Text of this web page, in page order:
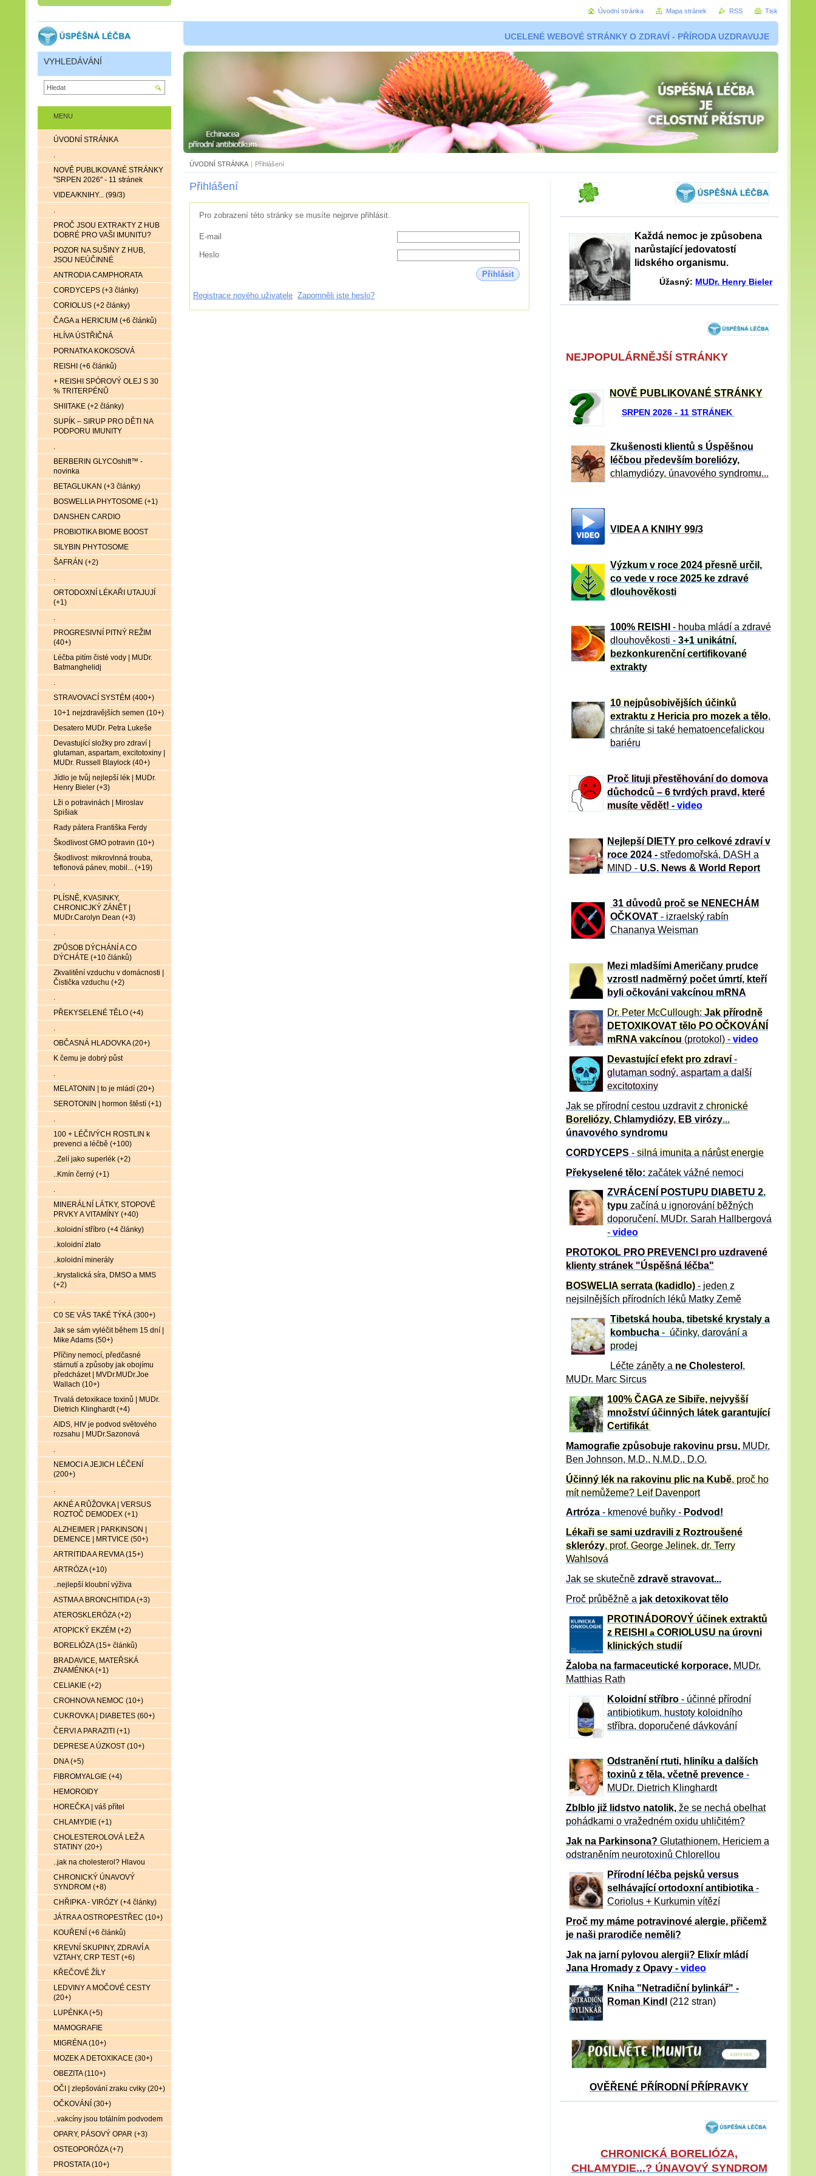
UCELENÉ WEBOVÉ STRÁNKY O ZDRAVÍ - PŘÍRODA UZDRAVUJE
ÚVODNÍ STRÁNKA | Přihlášení
Přihlášení
Pro zobrazení této stránky se musíte nejprve přihlásit.
E-mail
Heslo
Přihlásit
Registrace nového uživatele Zapomněli jste heslo?
Každá nemoc je způsobena
narůstající jedovatostí
lidského organismu.
Úžasný: MUDr. Henry Bieler
NEJPOPULÁRNĚJŠÍ STRÁNKY
NOVĚ PUBLIKOVANÉ STRÁNKY
SRPEN 2026 - 11 STRÁNEK
Zkušenosti klientů s Úspěšnou
léčbou především boreliózy,
chlamydiózy, únavového syndromu...
VIDEA A KNIHY 99/3
Výzkum v roce 2024 přesně určil,
co vede v roce 2025 ke zdravé
dlouhověkosti
100% REISHI
- houba mládí a zdravé
dlouhověkosti - 3+1 unikátní,
bezkonkurenční certifikované
extrakty
10 nejpůsobivějších účinků
extraktu z Hericia pro mozek a tělo,
chráníte si také hematoencefalickou
bariéru
Proč lituji přestěhování do domova
důchodců – 6 tvrdých pravd, které
musíte vědět! - video
Nejlepší DIETY pro celkové zdraví v
roce 2024 - středomořská, DASH a
MIND - U.S. News & World Report
31 důvod ů proč se NENECHÁM
OČKOVAT - izraelský rabín
Chananya Weisman
Mezi mladšími Američany prudce
vzrostl nadměrný počet úmrtí, kteří
byli očkováni vakcínou mRNA
Dr. Peter McCullough: Jak přírodně
DETOXIKOVAT tělo PO OČKOVÁNÍ
mRNA vakcínou (protokol) - video
Devastující efekt pro zdraví-
glutaman sodný, aspartam a další
excitotoxiny
Jak se přírodní cestou uzdravit z chronické
Boreliózy, Chlamydiózy, EB virózy...
únavového syndromu
CORDYCEPS - silná imunita a nárůst energie
Překyselené tělo: začátek vážné nemoci
ZVRÁCE NÍ POSTUPU DIABETU 2.
typu začíná u ignorování běžných
doporučení, MUDr. Sarah Hallbergová
- video
PROTOKOL PRO PREVENCI pro uzdravené
klienty stránek "Úspěšná léčba"
BOSWELIA serrata (kadidlo) - jeden z
nejsilnějších přírodních léků Matky Země
Tibetská houba, tibetské krystaly a
kombucha - účinky, darování a
prodej
Léčte záněty a ne Cholesterol ,
MUDr. Marc Sircus
100% ČAGA ze Sibiře, nejvyšší
množství účinných látek garantující
Certifikát
Mamografie způsobuje rakovinu prsu, MUDr.
Ben Johnson, M.D., N.M.D., D.O.
Účinný lék na rakovinu plic na Kubě, proč ho
mít nemůžeme? Leif Davenport
Artróza - kmenové buňky - Podvod!
Lékaři se sami uzdravili z Roztroušené
sklerózy, prof. George Jelinek, dr. Terry
Wahlsová
Jak se skutečně zdravě stravovat...
Proč průběžně a jak detoxikovat tělo
PROTINÁDOROVÝ účinek extraktů
z REISHI a CORIOLUSU na úrovni
klinických studií
Žaloba na farmaceutické korporace, MUDr.
Matthias Rath
Koloidní stříbro- účinné přírodní
antibiotikum, hustoty koloidního
stříbra, doporučené dávkování
Odstranění rtuti, hliníku a dalších
toxinů z těla, včetně prevence -
MUDr. Dietrich Klinghardt
Zblblo již lidstvo natolik, že se nechá obelhat
pohádkami o vražedném oxidu uhličitém?
Jak na Parkinsona? Glutathionem, Hericiem a
odstraněním neurotoxinů Chlorellou
Přírodní léčba pejsků versus
selhávající ortodoxní antibiotika -
Coriolus + Kurkumin vítězí
Proč my máme potravinové alergie, přičemž
je naši prarodiče neměli?
Jak na jarní pylovou alergii? Elixír mládí
Jana Hromady z Opavy - video
Kniha "Netradiční bylinkář" -
Roman Kindl
(212 stran)
OVĚŘENÉ PŘÍRODNÍ PŘÍPRAVKY
CHRONICKÁ BORELIÓZA,
CHLAMYDIE...? ÚNAVOVÝ SYNDROM
MENU
ÚVODNÍ STRÁNKA
.
NOVĚ PUBLIKOVANÉ STRÁNKY
"SRPEN 2026" - 11 stránek
VIDEA/KNIHY... (99/3)
.
PROČ JSOU EXTRAKTY Z HUB
DOBRÉ PRO VAŠI IMUNITU?
POZOR NA SUŠINY Z HUB,
JSOU NEÚČINNÉ
ANTRODIA CAMPHORATA
CORDYCEPS (+3 články)
CORIOLUS (+2 články)
ČAGA a HERICIUM (+6 článků)
HLÍVA ÚSTŘIČNÁ
PORNATKA KOKOSOVÁ
REISHI (+6 článků)
+ REISHI SPÓROVÝ OLEJ S 30
% TRITERPÉNŮ
SHIITAKE (+2 články)
SUPÍK – SIRUP PRO DĚTI NA
PODPORU IMUNITY
.
BERBERIN GLYCOshift™ -
novinka
BETAGLUKAN (+3 články)
BOSWELLIA PHYTOSOME (+1)
DANSHEN CARDIO
PROBIOTIKA BIOME BOOST
SILYBIN PHYTOSOME
ŠAFRÁN (+2)
.
ORTODOXNÍ LÉKAŘI UTAJUJÍ
(+1)
.
PROGRESIVNÍ PITNÝ REŽIM
(40+)
Léčba pitím čisté vody | MUDr.
Batmanghelidj
.
STRAVOVACÍ SYSTÉM (400+)
10+1 nejzdravějších semen (10+)
Desatero MUDr. Petra Lukeše
Devastující složky pro zdraví |
glutaman, aspartam, excitotoxiny |
MUDr. Russell Blaylock (40+)
Jídlo je tvůj nejlepší lék | MUDr.
Henry Bieler (+3)
Lži o potravinách | Miroslav
Spišiak
Rady pátera Františka Ferdy
Škodlivost GMO potravin (10+)
Škodlivost: mikrovlnná trouba,
teflonová pánev, mobil... (+19)
.
PLÍSNĚ, KVASINKY,
CHRONICJKÝ ZÁNĚT |
MUDr.Carolyn Dean (+3)
.
ZPŮSOB DÝCHÁNÍ A CO
DÝCHÁTE (+10 článků)
Zkvalitění vzduchu v domácnosti |
Čistička vzduchu (+2)
.
PŘEKYSELENÉ TĚLO (+4)
.
OBČASNÁ HLADOVKA (20+)
K čemu je dobrý půst
.
MELATONIN | to je mládí (20+)
SEROTONIN | hormon štěstí (+1)
.
100 + LÉČIVÝCH ROSTLIN k
prevenci a léčbě (+100)
..Zelí jako superlék (+2)
..Kmín černý (+1)
.
MINERÁLNÍ LÁTKY, STOPOVÉ
PRVKY A VITAMÍNY (+40)
..koloidní stříbro (+4 články)
..koloidní zlato
..koloidní minerály
..krystalická síra, DMSO a MMS
(+2)
.
C0 SE VÁS TAKÉ TÝKÁ (300+)
Jak se sám vyléčit během 15 dní |
Mike Adams (50+)
Příčiny nemocí, předčasné
stárnutí a způsoby jak obojímu
předcházet | MVDr.MUDr.Joe
Wallach (10+)
Trvalá detoxikace toxinů | MUDr.
Dietrich Klinghardt (+4)
AIDS, HIV je podvod světového
rozsahu | MUDr.Sazonová
.
NEMOCI A JEJICH LÉČENÍ
(200+)
.
AKNÉ A RŮŽOVKA | VERSUS
ROZTOČ DEMODEX (+1)
ALZHEIMER | PARKINSON |
DEMENCE | MRTVICE (50+)
ARTRITIDA A REVMA (15+)
ARTRÓZA (+10)
..nejlepší kloubní výživa
ASTMA A BRONCHITIDA (+3)
ATEROSKLERÓZA (+2)
ATOPICKÝ EKZÉM (+2)
BORELIÓZA (15+ článků)
BRADAVICE, MATEŘSKÁ
ZNAMÉNKA (+1)
CELIAKIE (+2)
CROHNOVA NEMOC (10+)
CUKROVKA | DIABETES (60+)
ČERVI A PARAZITI (+1)
DEPRESE A ÚZKOST (10+)
DNA (+5)
FIBROMYALGIE (+4)
HEMOROIDY
HOREČKA | váš přítel
CHLAMYDIE (+1)
CHOLESTEROLOVÁ LEŽ A
STATINY (20+)
..jak na cholesterol? Hlavou
CHRONICKÝ ÚNAVOVÝ
SYNDROM (+8)
CHŘIPKA - VIRÓZY (+4 články)
JÁTRA A OSTROPESTŘEC (10+)
KOUŘENÍ (+6 článků)
KREVNÍ SKUPINY, ZDRAVÍ A
VZTAHY, CRP TEST (+6)
KŘEČOVÉ ŽÍLY
LEDVINY A MOČOVÉ CESTY
(20+)
LUPÉNKA (+5)
MAMOGRAFIE
MIGRÉNA (10+)
MOZEK A DETOXIKACE (30+)
OBEZITA (110+)
OČI | zlepšování zraku cviky (20+)
OČKOVÁNÍ (30+)
..vakcíny jsou totálním podvodem
OPARY, PÁSOVÝ OPAR (+3)
OSTEOPORÓZA (+7)
PROSTATA (10+)
VYHLEDÁVÁNÍ
Úvodní stránka Mapa stránek RSS Tisk